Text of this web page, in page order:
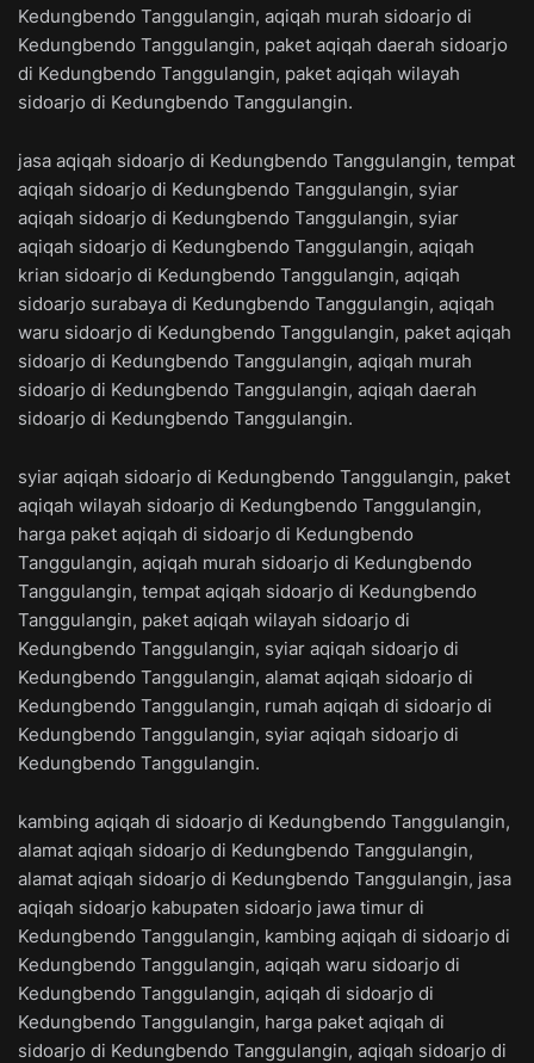
Kedungbendo Tanggulangin, aqiqah murah sidoarjo di
Kedungbendo Tanggulangin, paket aqiqah daerah sidoarjo
di Kedungbendo Tanggulangin, paket aqiqah wilayah
sidoarjo di Kedungbendo Tanggulangin.
jasa aqiqah sidoarjo di Kedungbendo Tanggulangin, tempat
aqiqah sidoarjo di Kedungbendo Tanggulangin, syiar
aqiqah sidoarjo di Kedungbendo Tanggulangin, syiar
aqiqah sidoarjo di Kedungbendo Tanggulangin, aqiqah
krian sidoarjo di Kedungbendo Tanggulangin, aqiqah
sidoarjo surabaya di Kedungbendo Tanggulangin, aqiqah
waru sidoarjo di Kedungbendo Tanggulangin, paket aqiqah
sidoarjo di Kedungbendo Tanggulangin, aqiqah murah
sidoarjo di Kedungbendo Tanggulangin, aqiqah daerah
sidoarjo di Kedungbendo Tanggulangin.
syiar aqiqah sidoarjo di Kedungbendo Tanggulangin, paket
aqiqah wilayah sidoarjo di Kedungbendo Tanggulangin,
harga paket aqiqah di sidoarjo di Kedungbendo
Tanggulangin, aqiqah murah sidoarjo di Kedungbendo
Tanggulangin, tempat aqiqah sidoarjo di Kedungbendo
Tanggulangin, paket aqiqah wilayah sidoarjo di
Kedungbendo Tanggulangin, syiar aqiqah sidoarjo di
Kedungbendo Tanggulangin, alamat aqiqah sidoarjo di
Kedungbendo Tanggulangin, rumah aqiqah di sidoarjo di
Kedungbendo Tanggulangin, syiar aqiqah sidoarjo di
Kedungbendo Tanggulangin.
kambing aqiqah di sidoarjo di Kedungbendo Tanggulangin,
alamat aqiqah sidoarjo di Kedungbendo Tanggulangin,
alamat aqiqah sidoarjo di Kedungbendo Tanggulangin, jasa
aqiqah sidoarjo kabupaten sidoarjo jawa timur di
Kedungbendo Tanggulangin, kambing aqiqah di sidoarjo di
Kedungbendo Tanggulangin, aqiqah waru sidoarjo di
Kedungbendo Tanggulangin, aqiqah di sidoarjo di
Kedungbendo Tanggulangin, harga paket aqiqah di
sidoarjo di Kedungbendo Tanggulangin, aqiqah sidoarjo di